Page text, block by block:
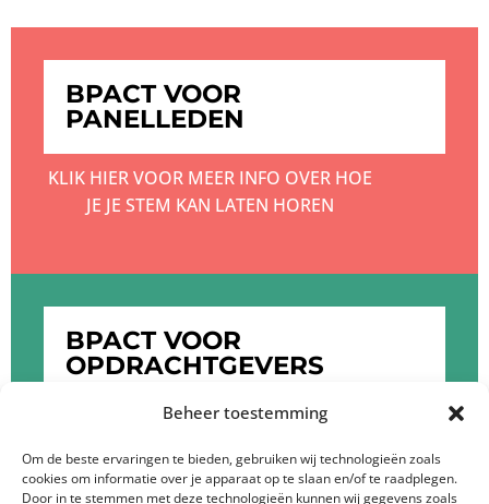
Beheer toestemming
Om de beste ervaringen te bieden, gebruiken wij technologieën zoals
cookies om informatie over je apparaat op te slaan en/of te raadplegen.
Door in te stemmen met deze technologieën kunnen wij gegevens zoals
BPACT VOOR
PANELLEDEN
KLIK HIER VOOR MEER INFO OVER HOE
JE JE STEM KAN LATEN HOREN
BPACT VOOR
OPDRACHTGEVERS
KLIK HIER OM MEER TE WETEN OVER DE
DIENSTEN VAN BPACT